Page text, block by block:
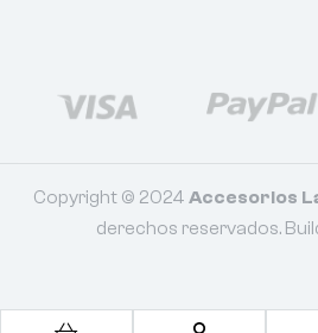
Copyright © 2024 Accesorios
derechos reservados.